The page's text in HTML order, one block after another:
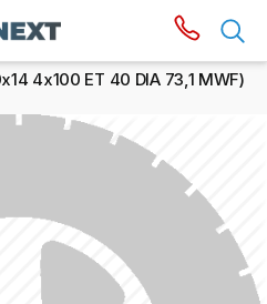
4x100 ET 40 DIA 73,1 MWF)